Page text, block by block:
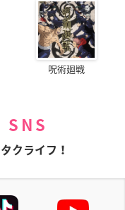
呪術廻戦
SNS
クライフ！